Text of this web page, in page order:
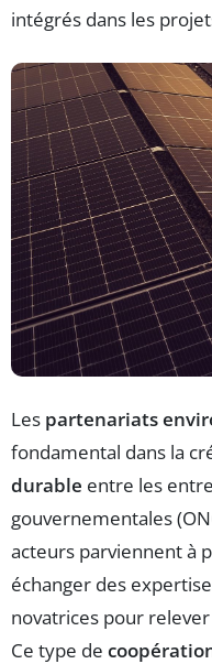
intégrés dans les
Les partenariats
fondamental dans la
durable entre les
gouvernementales
acteurs parviennent à
échanger des
novatrices pour
Ce type de